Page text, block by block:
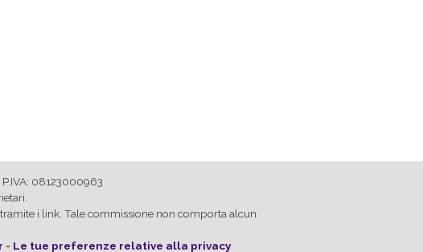
08123000963
i link. Tale commissione non comporta alcun
- Le tue preferenze relative alla privacy